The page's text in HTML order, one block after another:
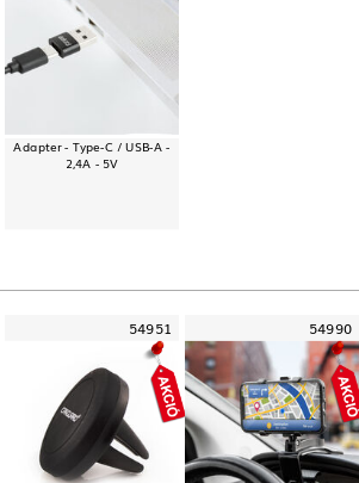
Adapter - Type-C / USB-A -
2,4A - 5V
54951 54990